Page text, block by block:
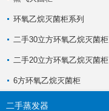
环氧乙烷灭菌柜系列
二手30立方环氧乙烷灭菌柜
二手20立方环氧乙烷灭菌柜
6方环氧乙烷灭菌柜
二手蒸发器